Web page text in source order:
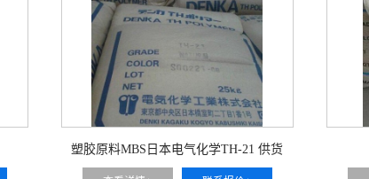
塑胶原料MBS日本电气化学TH-21 供货